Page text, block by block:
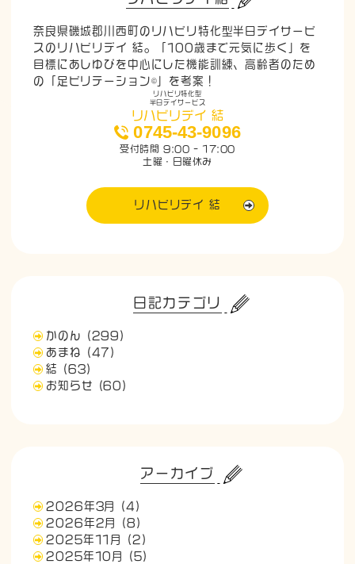
奈良県磯城郡川西町のリハビリ特化型半日デイサービ
スのリハビリデイ 結。「100歳まで元気に歩く」を
目標にあしゆびを中心にした機能訓練、高齢者のため
の「足ビリテーション©」を考案！
リハビリ特化型
半日デイサービス
リハビリデイ 結
0745-43-9096
受付時間 9:00 - 17:00
土曜・日曜休み
リハビリデイ 結
日記カテゴリ
かのん
(299)
あまね
(47)
結
(63)
お知らせ
(60)
アーカイブ
2026年3月
(4)
2026年2月
(8)
2025年11月
(2)
2025年10月
(5)